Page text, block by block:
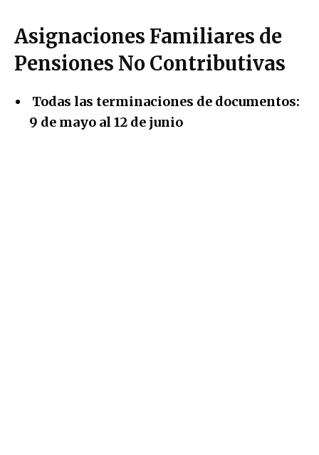
Asignaciones Familiares de
Pensiones No Contributivas
Todas las terminaciones de documentos:
9 de mayo al 12 de junio